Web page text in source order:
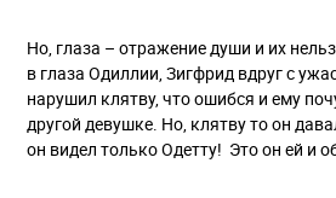
Но, глаза – отражение души и их
в глаза Одиллии, Зигфрид вдруг с
нарушил клятву, что ошибся и ему
другой девушке. Но, клятву то он
он видел только Одетту! Это он ей и